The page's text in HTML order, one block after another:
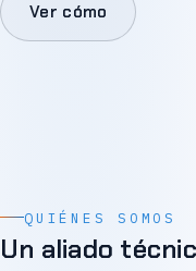
Ver cómo
QUIÉNES SOMOS
Un aliado